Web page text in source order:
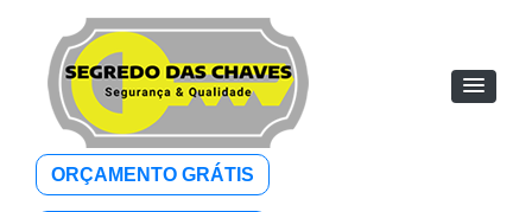
content
Abertura de Portas
ORÇAMENTO GRÁTIS